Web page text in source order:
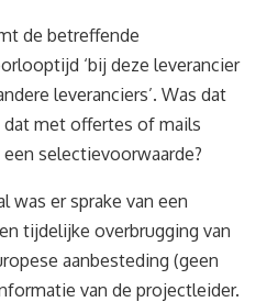
de betreffende
‘bij deze leverancier
leveranciers’. Was dat
dat met offertes of mails
selectievoorwaarde?
was er sprake van een
tijdelijke overbrugging van
aanbesteding (geen
van de projectleider.